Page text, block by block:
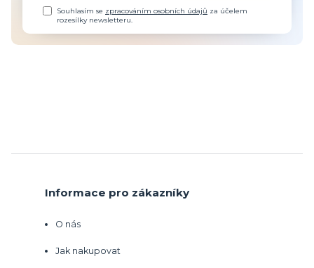
Souhlasím se zpracováním osobních údajů za účelem
rozesílky newsletteru.
Informace pro zákazníky
O nás
Jak nakupovat